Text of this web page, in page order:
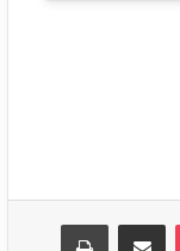
‫Pocket مشاركة عبر البريد طباعة